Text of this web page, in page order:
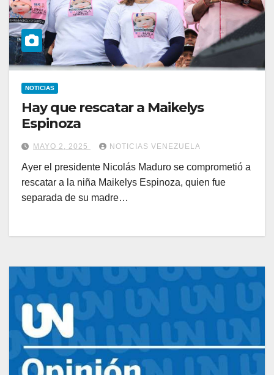
NOTICIAS
Hay que rescatar a Maikelys
Espinoza
MAYO 2, 2025 NOTICIAS VENEZUELA
Ayer el presidente Nicolás Maduro se comprometió a
rescatar a la niña Maikelys Espinoza, quien fue
separada de su madre…